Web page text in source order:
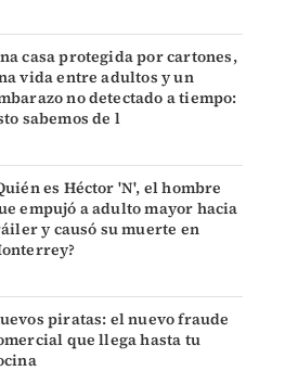
casa protegida por cartones,
vida entre adultos y un
no detectado a tiempo:
sabemos de l
es Héctor 'N', el hombre
empujó a adulto mayor hacia
y causó su muerte en
piratas: el nuevo fraude
que llega hasta tu